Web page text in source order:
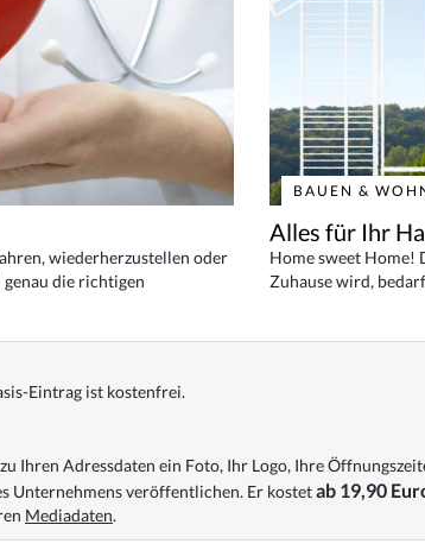
wiederherzustellen oder
die richtigen
BAUEN &
Alles für Ihr
Home sweet Home!
Zuhause wird,
Eintrag ist kostenfrei.
Ihren Adressdaten ein Foto, Ihr Logo, Ihre
Unternehmens veröffentlichen. Er kostetab 19,90
Mediadaten.